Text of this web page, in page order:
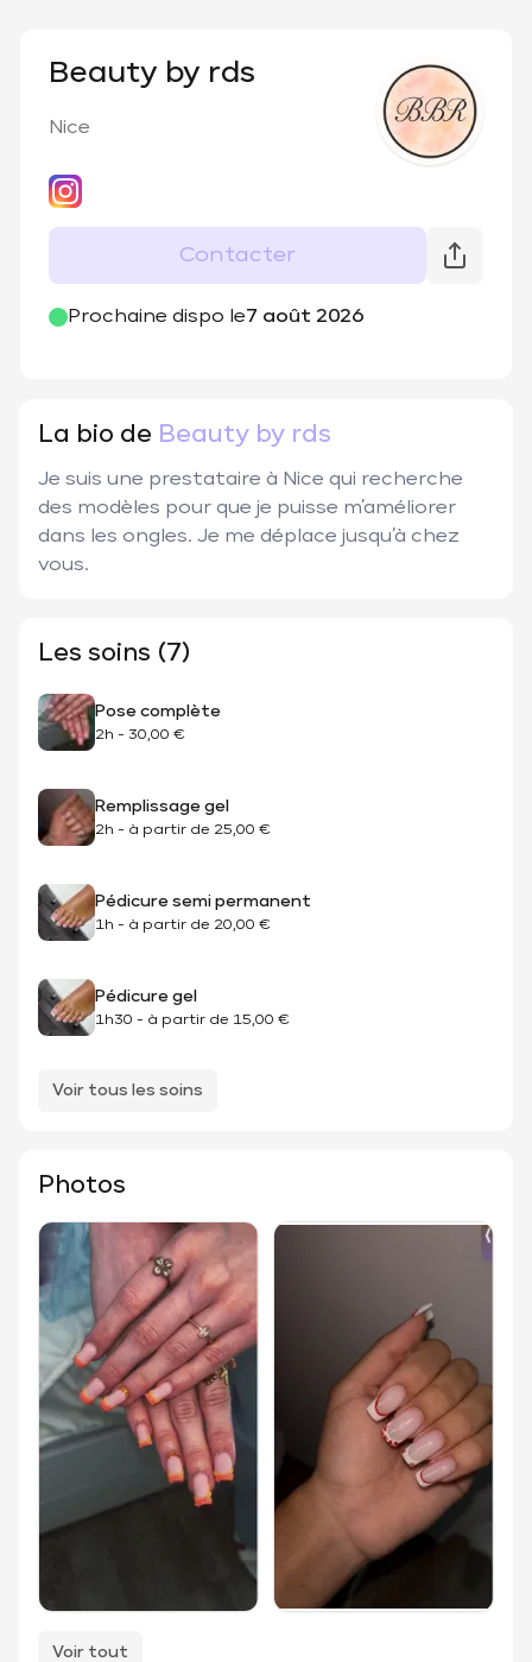
Beauty by rds
Nice
Contacter
Prochaine dispo le7 août 2026
@beauty.by.rds
La bio de Beauty by rds
Je suis une prestataire à Nice qui recherche
des modèles pour que je puisse m’améliorer
dans les ongles. Je me déplace jusqu’à chez
vous.
Les soins (7)
Pose complète
2h - 30,00 €
Remplissage gel
2h - à partir de 25,00 €
Pédicure semi permanent
1h - à partir de 20,00 €
Pédicure gel
1h30 - à partir de 15,00 €
Voir tous les soins
Photos
Voir tout